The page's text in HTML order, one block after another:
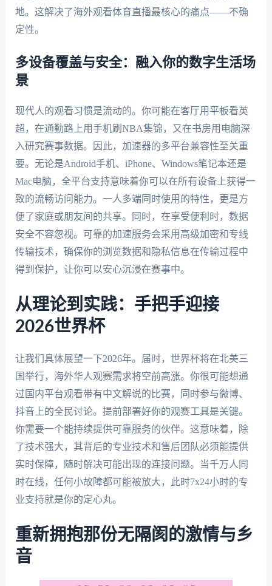
地。这解决了海外观看体育直播最核心的痛点——不确
定性。
多设备覆盖与安全：融入你的数字生活场
景
现代人的观看习惯是流动的。你可能在客厅用平板看英
超，在通勤路上用手机刷NBA集锦，又在书房用电脑深
入研究赛事数据。因此，加速器的多平台兼容性至关重
要。无论是Android手机、iPhone、Windows笔记本还是
Mac电脑，全平台支持意味着你可以在所有设备上获得一
致的流畅访问能力。一人多端同时使用的特性，更是方
便了家庭或朋友间的共享。同时，在享受便利时，数据
安全不容忽视。可靠的加速服务会采用高级加密和专线
传输技术，确保你的浏览数据和隐私信息在传输过程中
得到保护，让你可以安心沉浸在赛事中。
从理论到实践：手把手迎接
2026世界杯
让我们具体展望一下2026年。届时，世界杯将在北美三
国举行，海外华人观赛需求将空前高涨。你很可能想通
过国内平台观看带有中文解说的比赛，同时参与微博、
抖音上的全民讨论。提前部署好你的观赛工具是关键。
你需要一个能持续提供可靠服务的伙伴。这意味着，除
了技术强大，其背后的专业技术和售后团队必须能提供
实时保障，随时解决可能出现的连接问题。当千万人同
时在线，任何小故障都可能被放大，此时7x24小时的专
业支持就是你的定心丸。
重新拥抱那份无隔阂的激情与乡
音